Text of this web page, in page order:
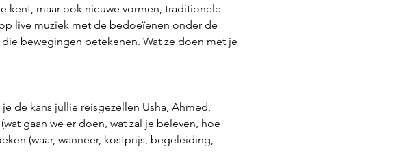
kent, maar ook nieuwe vormen, traditionele
live muziek met de bedoeïenen onder de
bewegingen betekenen. Wat ze doen met je
de kans jullie reisgezellen Usha, Ahmed,
gaan we er doen, wat zal je beleven, hoe
(waar, wanneer, kostprijs, begeleiding,